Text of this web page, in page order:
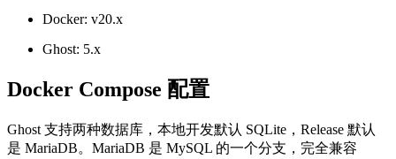
Docker: v20.x
Ghost: 5.x
Docker Compose 配置
Ghost 支持两种数据库，本地开发默认 SQLite，Release 默认
是 MariaDB。MariaDB 是 MySQL 的一个分支，完全兼容